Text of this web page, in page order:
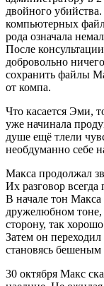
двойного
компьютерных
рода означала
После
добровольно
сохранить файлы
от компа.
Что касается Эми,
уже начинала
душе ещё тлели
необдуманно себе
Макса продолжал
Их разговор
В начале тон
дружелюбном
сторону, так
Затем он
становясь бешеным
30 октября Макс